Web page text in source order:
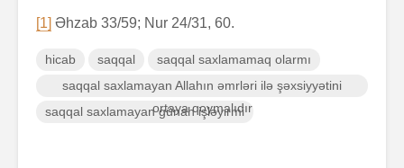
[1] Əhzab 33/59; Nur 24/31, 60.
hicab saqqal
saqqal saxlamamaq olarmı
saqqal saxlamayan Allahın əmrləri ilə şəxsiyyətini
ortaya qoymalıdır
saqqal saxlamayan günah işləyirmi